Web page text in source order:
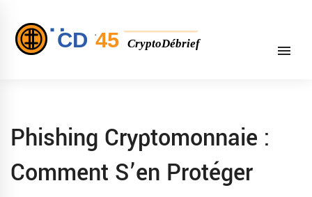
Phishing Cryptomonnaie :
Comment S’en Protéger